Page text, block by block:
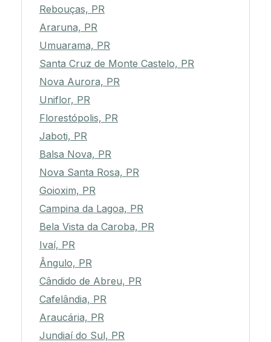
Rebouças, PR
Araruna, PR
Umuarama, PR
Santa Cruz de Monte Castelo, PR
Nova Aurora, PR
Uniflor, PR
Florestópolis, PR
Jaboti, PR
Balsa Nova, PR
Nova Santa Rosa, PR
Goioxim, PR
Campina da Lagoa, PR
Bela Vista da Caroba, PR
Ivaí, PR
Ângulo, PR
Cândido de Abreu, PR
Cafelândia, PR
Araucária, PR
Jundiaí do Sul, PR